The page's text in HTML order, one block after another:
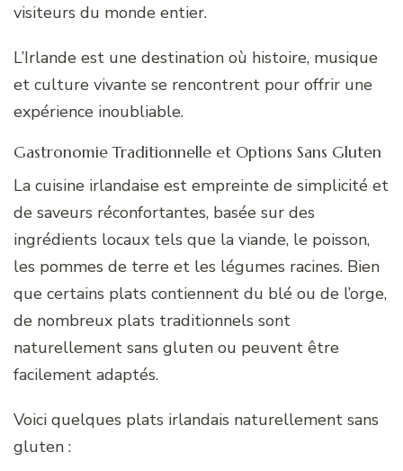
visiteurs du monde entier.
L’Irlande est une destination où histoire, musique
et culture vivante se rencontrent pour offrir une
expérience inoubliable.
Gastronomie Traditionnelle et Options Sans Gluten
La cuisine irlandaise est empreinte de simplicité et
de saveurs réconfortantes, basée sur des
ingrédients locaux tels que la viande, le poisson,
les pommes de terre et les légumes racines. Bien
que certains plats contiennent du blé ou de l’orge,
de nombreux plats traditionnels sont
naturellement sans gluten ou peuvent être
facilement adaptés.
Voici quelques plats irlandais naturellement sans
gluten :